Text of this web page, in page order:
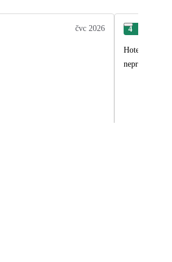
čvc 2026 4
Hotel byl
neprijemny.